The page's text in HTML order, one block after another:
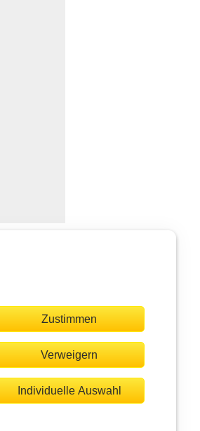
Zustimmen
Verweigern
Individuelle Auswahl